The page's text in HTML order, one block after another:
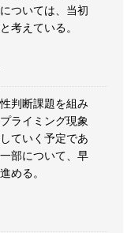
ついては、当初
考えている。
判断課題を組み
ライミング現象
ていく予定であ
部について、早
める。